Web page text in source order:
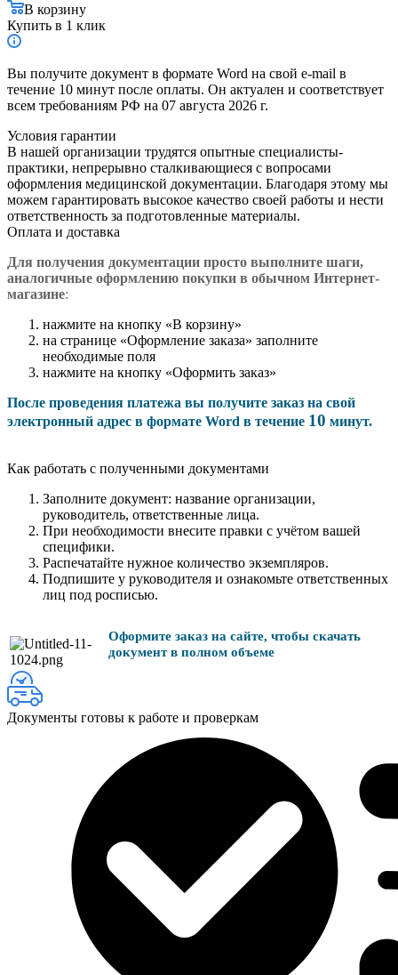
В корзину
Купить в 1 клик
Вы получите документ в формате Word на свой e-mail в
течение 10 минут после оплаты. Он актуален и соответствует
всем требованиям РФ на 07 августа 2026 г.
Условия гарантии
В нашей организации трудятся опытные специалисты-
практики, непрерывно сталкивающиеся с вопросами
оформления медицинской документации. Благодаря этому мы
можем гарантировать высокое качество своей работы и нести
ответственность за подготовленные материалы.
Оплата и доставка
Для получения документации просто выполните шаги,
аналогичные оформлению покупки в обычном Интернет-
магазине:
нажмите на кнопку «В корзину»
на странице «Оформление заказа» заполните
необходимые поля
нажмите на кнопку «Оформить заказ»
После проведения платежа вы получите заказ на свой
электронный адрес в формате Word в течение 10 минут.
Как работать с полученными документами
Заполните документ: название организации,
руководитель, ответственные лица.
При необходимости внесите правки с учётом вашей
специфики.
Распечатайте нужное количество экземпляров.
Подпишите у руководителя и ознакомьте ответственных
лиц под росписью.
Оформите заказ на сайте, чтобы скачать
документ в полном объеме
Документы готовы к работе и проверкам